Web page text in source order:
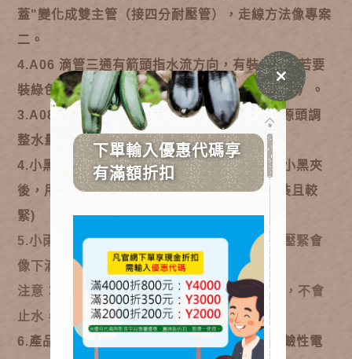
蓋"變化成雙主管（接四分耐壓管），走線方法像專案
二。
4.A06 滴管三通有箭頭指水流方向，有裝A08（若要
裝綠色黃色的零件那端必需有黑色墊圈防止漏水）。
3.A08轉緊為止水功能，A08可在小黑管出水源頭調
整水量。
4.小黑管較好安裝且較緊密的方法：建議穿過小黑夾
後，用打火機加熱1-2秒或泡入熱水會較好安裝且較
緊)
5.小雨傘噴頭使用：安裝在十字架上方，大力壓緊會
像下滴架一樣滴水效果。
注意：本噴頭輕壓小心會遇水壓衝上來而飛走， 不會
止水，可調式噴頭才會止水。
6.產品發出嗶嗶聲為沒電的提示，請立即更換鹼性電